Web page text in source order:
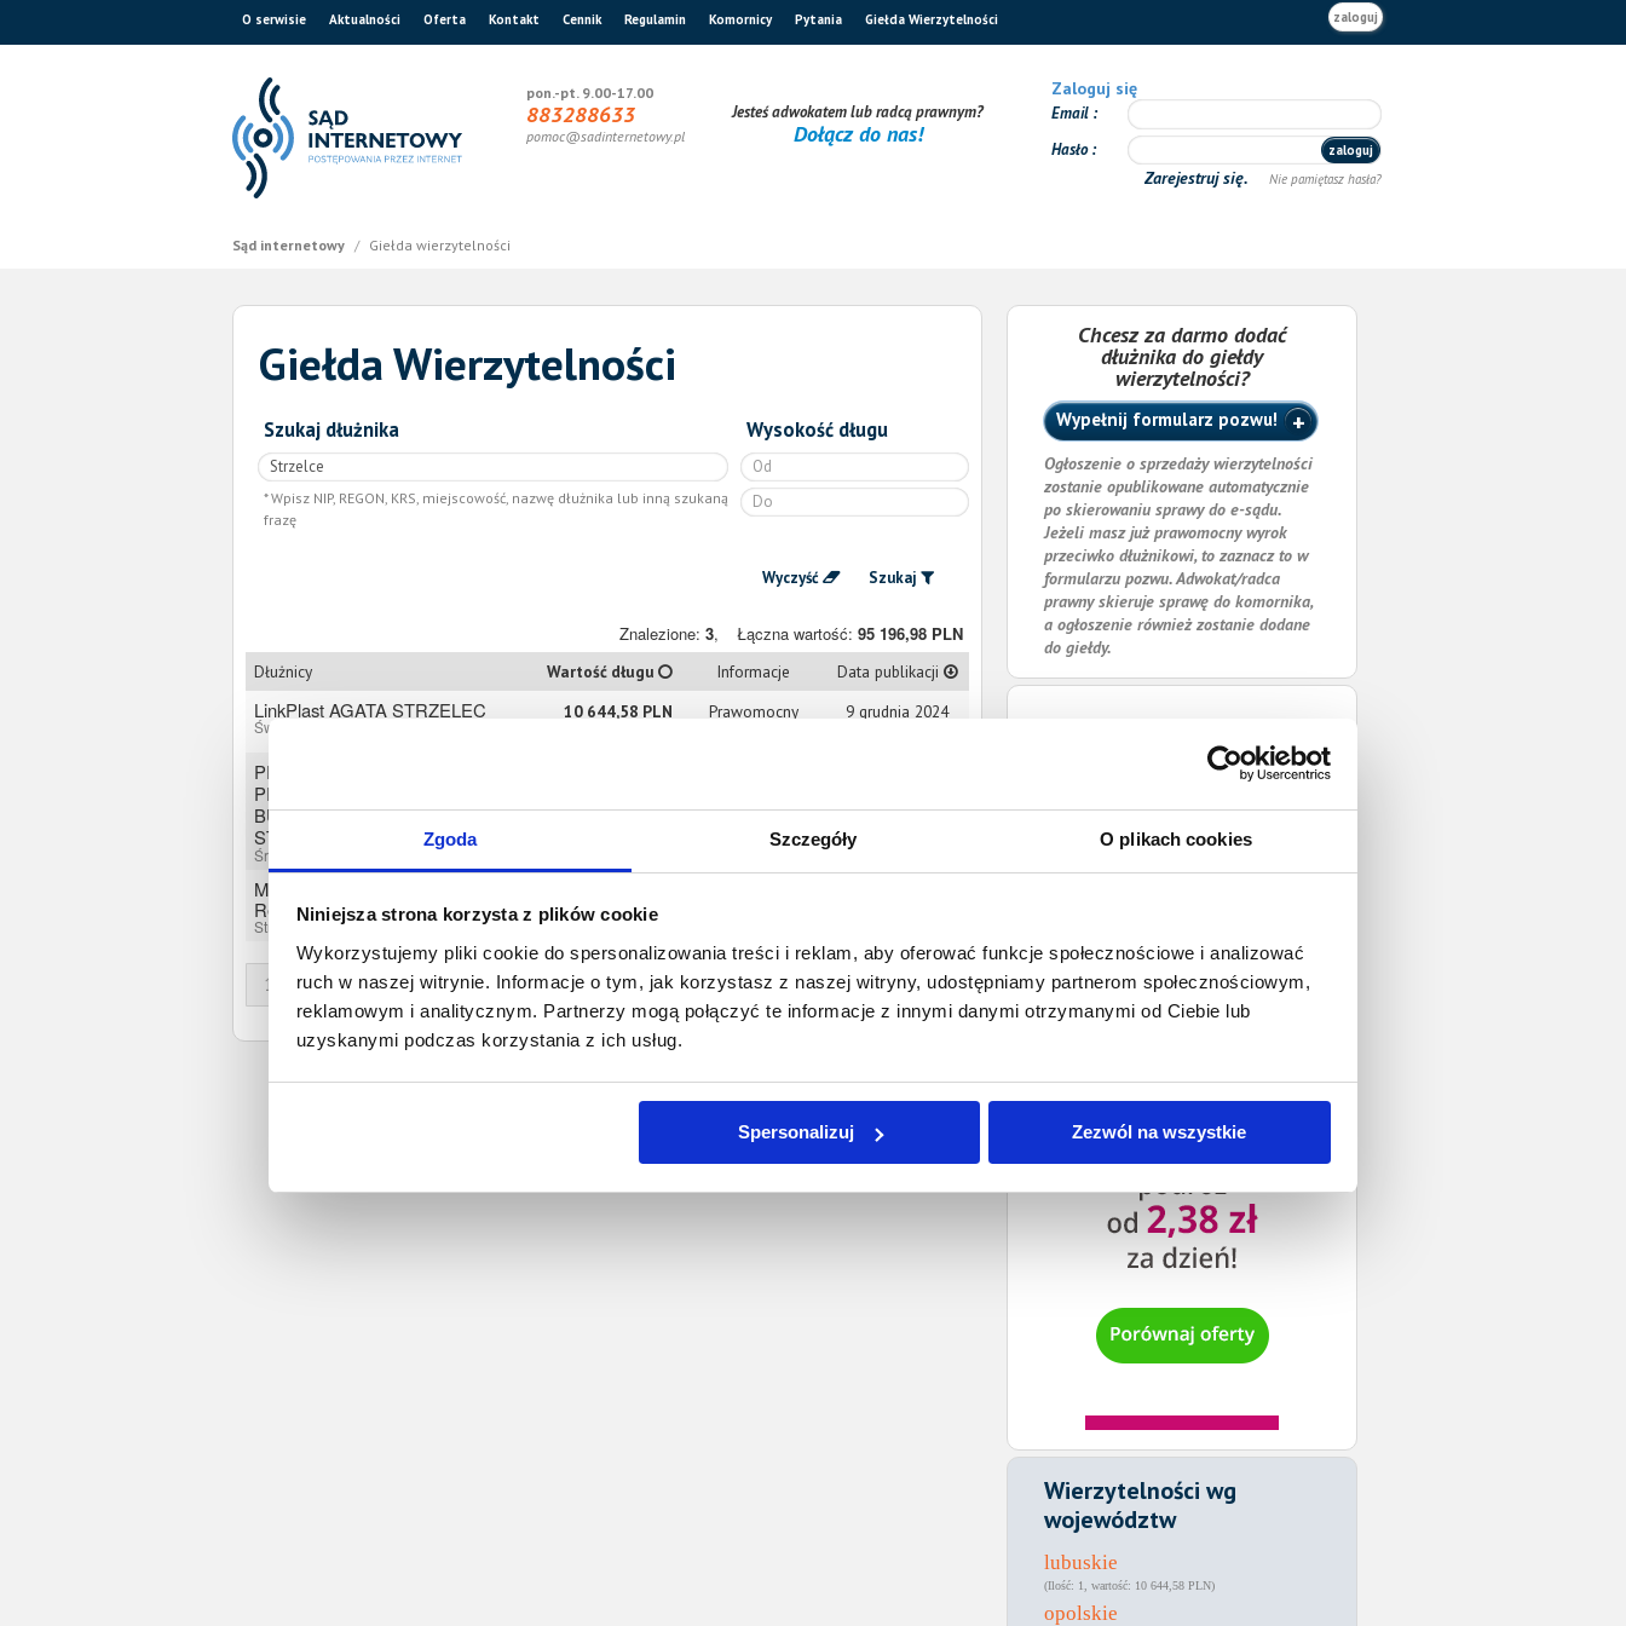
Zgoda Szczegóły O plikach cookies
Niniejsza strona korzysta z plików cookie
Wykorzystujemy pliki cookie do spersonalizowania treści i reklam, aby oferować funkcje społecznościowe i analizować
ruch w naszej witrynie. Informacje o tym, jak korzystasz z naszej witryny, udostępniamy partnerom społecznościowym,
reklamowym i analitycznym. Partnerzy mogą połączyć te informacje z innymi danymi otrzymanymi od Ciebie lub
uzyskanymi podczas korzystania z ich usług.
Spersonalizuj Zezwól na wszystkie
O serwisie Aktualności Oferta Kontakt Cennik Regulamin Komornicy Pytania Giełda Wierzytelności zaloguj
pon.-pt. 9.00-17.00
883288633
pomoc@sadinternetowy.pl
Jesteś adwokatem lub radcą prawnym?
Dołącz do nas!
Zaloguj się
Email
Hasło
zaloguj
Zarejestruj się. Nie pamiętasz hasła?
Sąd internetowy / Giełda wierzytelności
Giełda Wierzytelności
Szukaj dłużnika
Wpisz NIP, REGON, KRS, miejscowość, nazwę dłużnika lub inną szukaną
frazę
Wysokość długu
Wyczyść Szukaj
Znalezione: 3, Łączna wartość: 95 196,98 PLN
Dłużnicy Wartość długu Informacje Data publikacji
LinkPlast AGATA STRZELEC
Święty Wojciech, Lubuskie
10 644,58 PLN
Prawomocny
9 grudnia 2024
PRO-BUD S.C.
PROJEKTOWANIE,
BUDOWNICTWO JOLANTA
STRZELEC, EDYTA ORŁOWSKA
Śrem, Wielkopolskie
Maras Grzegorz Zakład
Remontowo Budowlany
Strzelce, Opolskie
1
Chcesz za darmo dodać
dłużnika do giełdy
wierzytelności?
Wypełnij formularz pozwu!
Ogłoszenie o sprzedaży wierzytelności
zostanie opublikowane automatycznie
po skierowaniu sprawy do e-sądu.
Jeżeli masz już prawomocny wyrok
przeciwko dłużnikowi, to zaznacz to w
formularzu pozwu. Adwokat/radca
prawny skieruje sprawę do komornika,
a ogłoszenie również zostanie dodane
do giełdy.
Wierzytelności wg
województw
lubuskie
1 10 644,58 PLN
opolskie